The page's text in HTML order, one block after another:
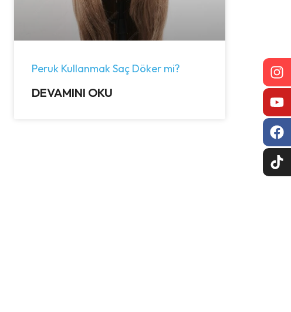
Peruk Kullanmak Saç Döker mi?
DEVAMINI OKU